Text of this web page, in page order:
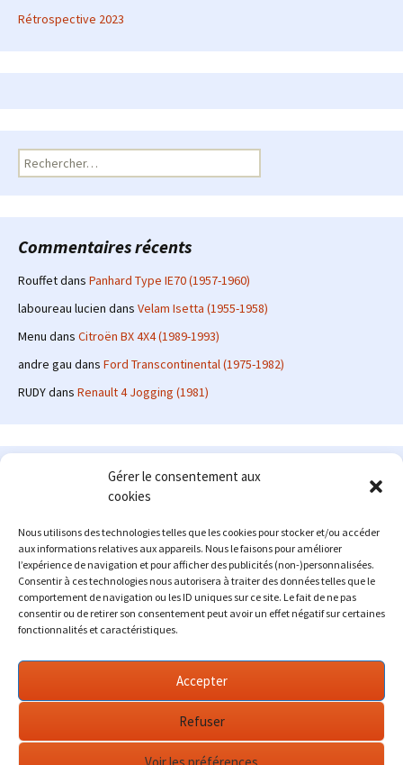
Gérer le consentement aux
cookies
Nous utilisons des technologies telles que les cookies pour stocker et/ou accéder
aux informations relatives aux appareils. Nous le faisons pour améliorer
l’expérience de navigation et pour afficher des publicités (non-)personnalisées.
Consentir à ces technologies nous autorisera à traiter des données telles que le
comportement de navigation ou les ID uniques sur ce site. Le fait de ne pas
consentir ou de retirer son consentement peut avoir un effet négatif sur certaines
fonctionnalités et caractéristiques.
Accepter
Refuser
Voir les préférences
Rétrospective 2023
Rechercher :
Commentaires récents
Rouffetdans Panhard Type IE70 (1957-1960)
laboureau lucien dans Velam Isetta (1955-1958)
Menu dans Citroën BX 4X4 (1989-1993)
andre gau dans Ford Transcontinental (1975-1982)
RUDYdans Renault 4 Jogging (1981)
Le site en quelques mots
: passionné d'automobile ancienne depuis de
nombreuses années, j'ai commencé à partager ma passion sur
internet à partir de 2009 au travers d'un blog qui a connu un relatif
succès. Fin 2013, je décide de prendre mon autonomie et me lancer
avec mon propre site : l'Automobile Ancienne.
Me contacter : alex(at)lautomobileancienne.com